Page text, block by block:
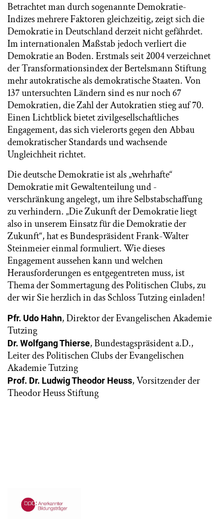
Betrachtet man durch sogenannte Demokratie-
Indizes mehrere Faktoren gleichzeitig, zeigt sich die
Demokratie in Deutschland derzeit nicht gefährdet.
Im internationalen Maßstab jedoch verliert die
Demokratie an Boden. Erstmals seit 2004 verzeichnet
der Transformationsindex der Bertelsmann Stiftung
mehr autokratische als demokratische Staaten. Von
137 untersuchten Ländern sind es nur noch 67
Demokratien, die Zahl der Autokratien stieg auf 70.
Einen Lichtblick bietet zivilgesellschaftliches
Engagement, das sich vielerorts gegen den Abbau
demokratischer Standards und wachsende
Ungleichheit richtet.
Die deutsche Demokratie ist als „wehrhafte“
Demokratie mit Gewaltenteilung und -
verschränkung angelegt, um ihre Selbstabschaffung
zu verhindern. „Die Zukunft der Demokratie liegt
also in unserem Einsatz für die Demokratie der
Zukunft“, hat es Bundespräsident Frank-Walter
Steinmeier einmal formuliert. Wie dieses
Engagement aussehen kann und welchen
Herausforderungen es entgegentreten muss, ist
Thema der Sommertagung des Politischen Clubs, zu
der wir Sie herzlich in das Schloss Tutzing einladen!
Pfr. Udo Hahn, Direktor der Evangelischen Akademie
Tutzing
Dr. Wolfgang Thierse, Bundestagspräsident a.D.,
Leiter des Politischen Clubs der Evangelischen
Akademie Tutzing
Prof. Dr. Ludwig Theodor Heuss, Vorsitzender der
Theodor Heuss Stiftung